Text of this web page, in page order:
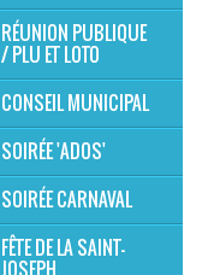
RÉUNION PUBLIQUE
/ PLU ET LOTO
CONSEIL MUNICIPAL
SOIRÉE 'ADOS'
SOIRÉE CARNAVAL
FÊTE DE LA SAINT-